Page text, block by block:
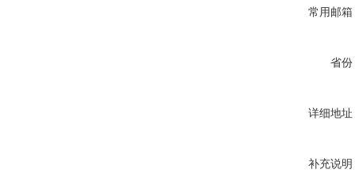
常用邮箱
省份
详细地址
补充说明